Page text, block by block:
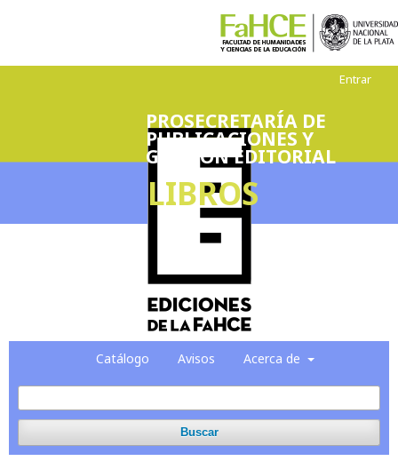
PROSECRETARÍA DE
PUBLICACIONES Y
GESTIÓN EDITORIAL
LIBROS
Catálogo Avisos Acerca de
Buscar
Entrar